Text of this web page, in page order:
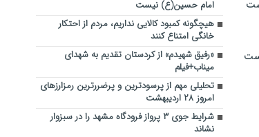
امام حسین(ع) نیست
هیچگونه کمبود کالایی نداریم، مردم از احتکار
خانگی امتناع کنند
«رفیق شهیدم» از کردستان تقدیم به شهدای
میناب+فیلم
تحلیلی مهم از پرسودترین و پرضررترین رمزارزهای
امروز ۲۸ اردیبهشت
شرایط جوی ۳ پرواز فرودگاه مشهد را در سبزوار
نشاند